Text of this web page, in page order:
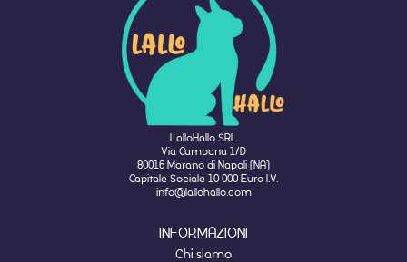
LalloHallo SRL
Via Campana 1/D
80016 Marano di Napoli (NA)
Capitale Sociale 10 000 Euro I.V.
info@lallohallo.com
INFORMAZIONI
Chi siamo